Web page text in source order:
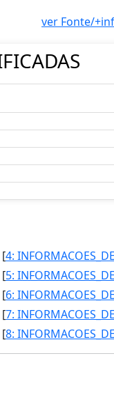
ver Fonte/
[
[
[
[
[